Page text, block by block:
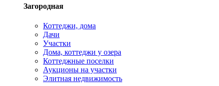
Загородная
Коттеджи, дома
Дачи
Участки
Дома, коттеджи у озера
Коттеджные поселки
Аукционы на участки
Элитная недвижимость